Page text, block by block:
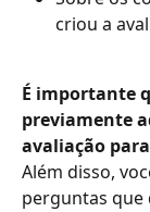
criou a
É importante
previamente
avaliação
Além disso,
perguntas que